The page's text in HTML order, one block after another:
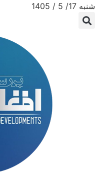
شنبه 17/ 5 / 1405